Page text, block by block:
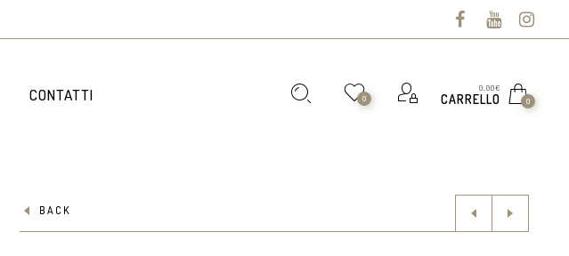
CONTATTI 0
0,00€
CARRELLO 0
BACK